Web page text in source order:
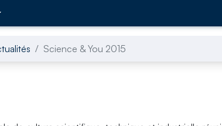
Science & You 2015